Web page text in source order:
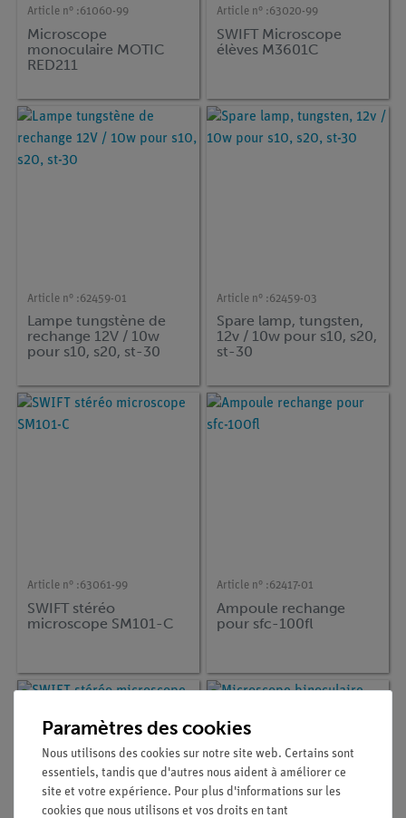
Article n° :61060-99
Microscope
monoculaire MOTIC
RED211
Article n° :63020-99
SWIFT Microscope
élèves M3601C
Article n° :62459-01
Lampe tungstène de
rechange 12V / 10w
pour s10, s20, st-30
Article n° :62459-03
Spare lamp, tungsten,
12v / 10w pour s10, s20,
st-30
Article n° :63061-99
SWIFT stéréo
microscope SM101-C
Article n° :62417-01
Ampoule rechange
pour sfc-100fl
Paramètres des cookies
Nous utilisons des cookies sur notre site web. Certains sont
essentiels, tandis que d'autres nous aident à améliorer ce
site et votre expérience. Pour plus d'informations sur les
cookies que nous utilisons et vos droits en tant